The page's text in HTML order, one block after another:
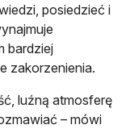
posiedzieć i
bardziej
zakorzenienia.
luźną atmosferę
– mówi